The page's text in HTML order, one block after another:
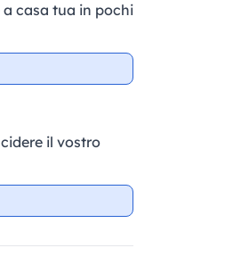
casa tua in pochi
il vostro